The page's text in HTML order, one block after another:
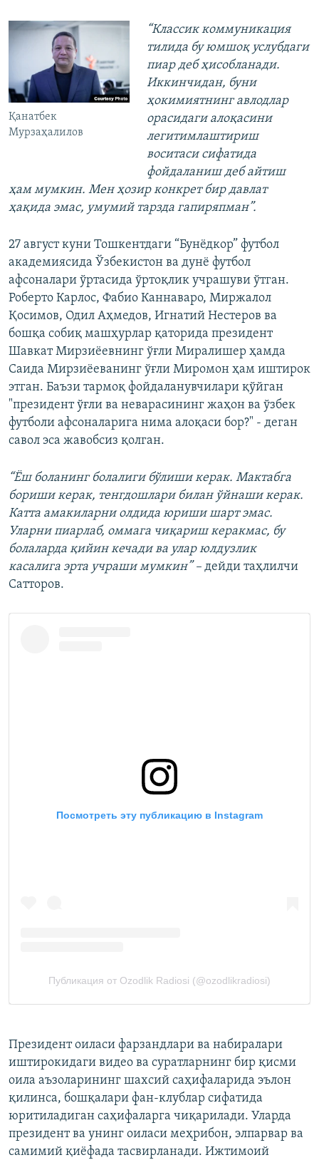
Қанатбек
Мурзаҳалилов
“Классик коммуникация
тилида бу юмшоқ услубдаги
пиар деб ҳисобланади.
Иккинчидан, буни
ҳокимиятнинг авлодлар
орасидаги алоқасини
легитимлаштириш
воситаси сифатида
фойдаланиш деб айтиш
ҳам мумкин. Мен ҳозир конкрет бир давлат
ҳақида эмас, умумий тарзда гапиряпман”.
27 август куни Тошкентдаги “Бунёдкор” футбол
академиясида Ўзбекистон ва дунё футбол
афсоналари ўртасида ўртоқлик учрашуви ўтган.
Роберто Карлос, Фабио Каннаваро, Миржалол
Қосимов, Одил Аҳмедов, Игнатий Нестеров ва
бошқа собиқ машҳурлар қаторида президент
Шавкат Мирзиёевнинг ўғли Миралишер ҳамда
Саида Мирзиёеванинг ўғли Миромон ҳам иштирок
этган. Баъзи тармоқ фойдаланувчилари қўйган
"президент ўғли ва неварасининг жаҳон ва ўзбек
футболи афсоналарига нима алоқаси бор?" - деган
савол эса жавобсиз қолган.
“Ёш боланинг болалиги бўлиши керак. Мактабга
бориши керак, тенгдошлари билан ўйнаши керак.
Катта амакиларни олдида юриши шарт эмас.
Уларни пиарлаб, оммага чиқариш керакмас, бу
болаларда қийин кечади ва улар юлдузлик
касалига эрта учраши мумкин” – дейди таҳлилчи
Сатторов.
Президент оиласи фарзандлари ва набиралари
иштирокидаги видео ва суратларнинг бир қисми
оила аъзоларининг шахсий саҳифаларида эълон
қилинса, бошқалари фан-клублар сифатида
юритиладиган саҳифаларга чиқарилади. Уларда
президент ва унинг оиласи меҳрибон, элпарвар ва
самимий қиёфада тасвирланади. Ижтимоий